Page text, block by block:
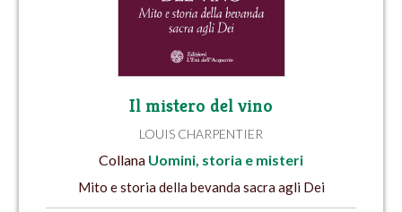
Il mistero del vino
LOUIS CHARPENTIER
Collana Uomini, storia e misteri
Mito e storia della bevanda sacra agli Dei